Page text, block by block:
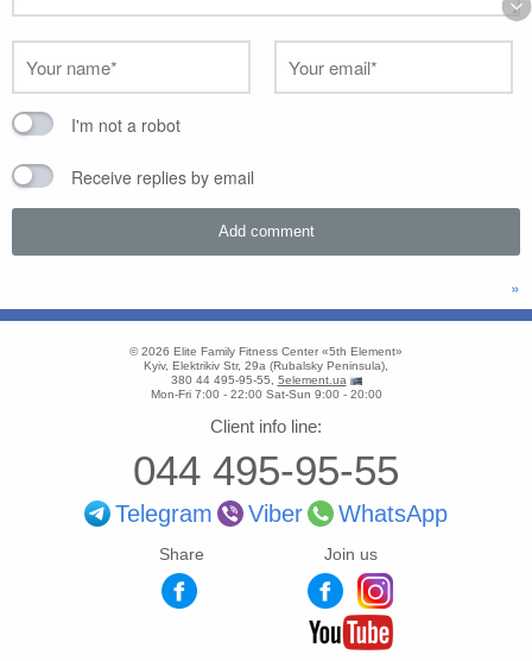
I'm not a robot
Receive replies by email
»
© 2026 Elite Family Fitness Center «5th Element»
Kyiv, Elektrikiv Str, 29a (Rubalsky Peninsula),
380 44 495-95-55
5element.ua
Mon-Fri 7:00 - 22:00 Sat-Sun 9:00 - 20:00
Client info line:
044 495-95-55
Telegram Viber WhatsApp
Share Join us